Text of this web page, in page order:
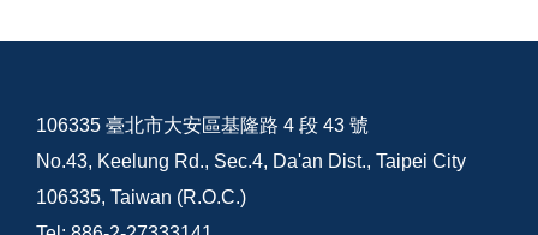
106335 臺北市大安區基隆路 4 段 43 號
No.43, Keelung Rd., Sec.4, Da'an Dist., Taipei City
106335, Taiwan (R.O.C.)